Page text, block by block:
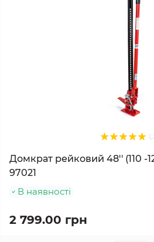
Домкрат рейковий 48'' (110 -
97021
В наявності
2 799.00 грн